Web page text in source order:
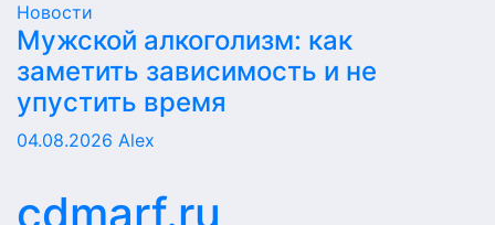
Новости
Мужской алкоголизм: как
заметить зависимость и не
упустить время
04.08.2026 Alex
cdmarf.ru